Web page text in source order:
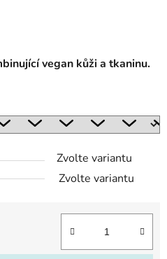
vegan kůži a tkaninu.
Zvolte variantu
Zvolte variantu